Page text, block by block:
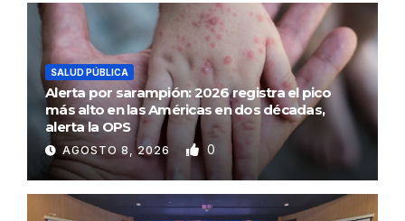
SALUD PÚBLICA
Alerta por sarampión: 2026 registra el pico
más alto en las Américas en dos décadas,
alerta la OPS
AGOSTO 8, 2026 0